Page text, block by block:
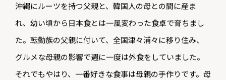
沖縄にルーツを持つ父親と、韓国人の母との間に産ま
れ、幼い頃から日本食とは一風変わった食卓で育ちまし
た。転勤族の父親に付いて、全国津々浦々に移り住み、
グルメな母親の影響で週に一度は外食をしていました。
それでもやはり、一番好きな食事は母親の手作りです。母